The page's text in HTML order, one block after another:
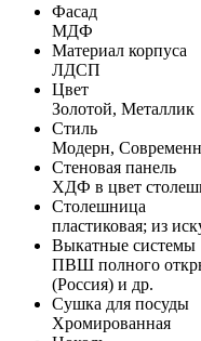
Фасад
МДФ
Материал корпуса
ЛДСП
Цвет
Золотой, Металлик
Стиль
Модерн,
Стеновая панель
ХДФ в цвет
Столешница
пластиковая; из
Выкатные системы
ПВШ полного
(Россия) и др.
Сушка для посуды
Хромированная